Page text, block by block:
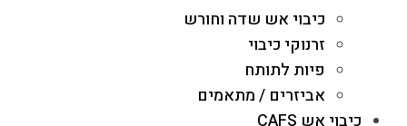
כיבוי אש שדה וחורש
זרנוקי כיבוי
פיות לתותח
אביזרים / מתאמים
כיבוי אש CAFS